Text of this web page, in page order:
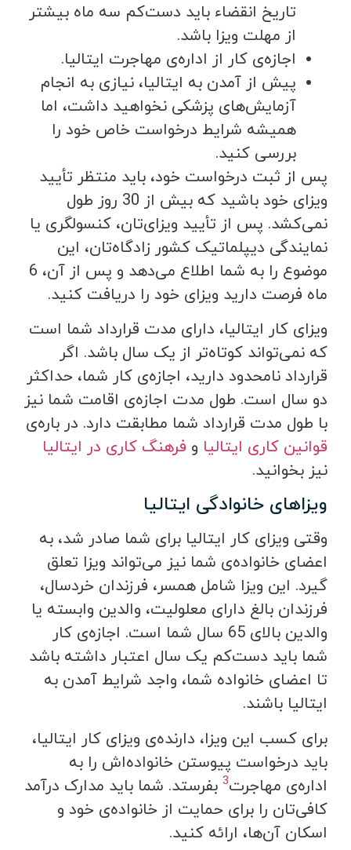
تاریخ انقضاء باید دست‌کم سه ماه بیشتر
از مهلت ویزا باشد.
اجازه‌ی کار از اداره‌‌ی مهاجرت ایتالیا.
پیش از آمدن به ایتالیا، نیازی به انجام
آزمایش‌های پزشکی نخواهید داشت، اما
همیشه شرایط درخواست خاص خود را
بررسی کنید.
پس از ثبت درخواست خود، باید منتظر تأیید
ویزای خود باشید که بیش از 30 روز طول
نمی‌کشد. پس از تأیید ویزای‌تان، کنسولگری یا
نمایندگی دیپلماتیک کشور زادگاه‌تان، این
موضوع را به شما اطلاع می‌دهد و پس از آن، 6
ماه فرصت دارید ویزای خود را دریافت کنید.
ویزای کار ایتالیا، دارای مدت قرارداد شما است
که نمی‌تواند کوتاه‌تر از یک سال باشد. اگر
قرارداد نامحدود دارید، اجازه‌ی کار شما، حداکثر
دو سال است. طول مدت اجازه‌ی اقامت شما نیز
با طول مدت قرارداد شما مطابقت دارد. در باره‌ی
قوانین کاری ایتالیا و فرهنگ کاری در ایتالیا
نیز بخوانید.
ویزاهای خانوادگی ایتالیا
وقتی ویزای کار ایتالیا برای شما صادر شد، به
اعضای خانواده‌ی شما نیز می‌تواند ویزا تعلق
گیرد. این ویزا شامل همسر، فرزندان خردسال،
فرزندان بالغ دارای معلولیت، والدین وابسته یا
والدین بالای 65 سال شما است. اجازه‌ی کار
شما باید دست‌کم یک سال اعتبار داشته باشد
تا اعضای خانواده شما، واجد شرایط آمدن به
ایتالیا باشند.
برای کسب این ویزا، دارنده‌ی ویزای کار ایتالیا،
باید درخواست پیوستن خانواده‌اش را به
اداره‌ی مهاجرت3 بفرستد. شما باید مدارک درآمد
کافی‌تان را برای حمایت از خانواده‌ی خود و
اسکان آن‌ها، ارائه کنید.